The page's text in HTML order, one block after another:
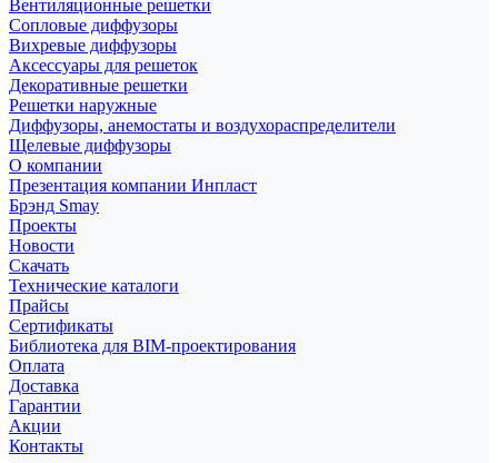
Вентиляционные решетки
Сопловые диффузоры
Вихревые диффузоры
Аксессуары для решеток
Декоративные решетки
Решетки наружные
Диффузоры, анемостаты и воздухораспределители
Щелевые диффузоры
О компании
Презентация компании Инпласт
Брэнд Smay
Проекты
Новости
Скачать
Технические каталоги
Прайсы
Сертификаты
Библиотека для BIM-проектирования
Оплата
Доставка
Гарантии
Акции
Контакты